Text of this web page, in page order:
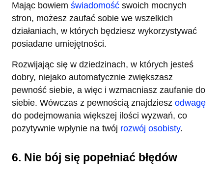
Mając bowiem świadomość swoich mocnych
stron, możesz zaufać sobie we wszelkich
działaniach, w których będziesz wykorzystywać
posiadane umiejętności.
Rozwijając się w dziedzinach, w których jesteś
dobry, niejako automatycznie zwiększasz
pewność siebie, a więc i wzmacniasz zaufanie do
siebie. Wówczas z pewnością znajdziesz odwagę
do podejmowania większej ilości wyzwań, co
pozytywnie wpłynie na twój rozwój osobisty.
6. Nie bój się popełniać błędów